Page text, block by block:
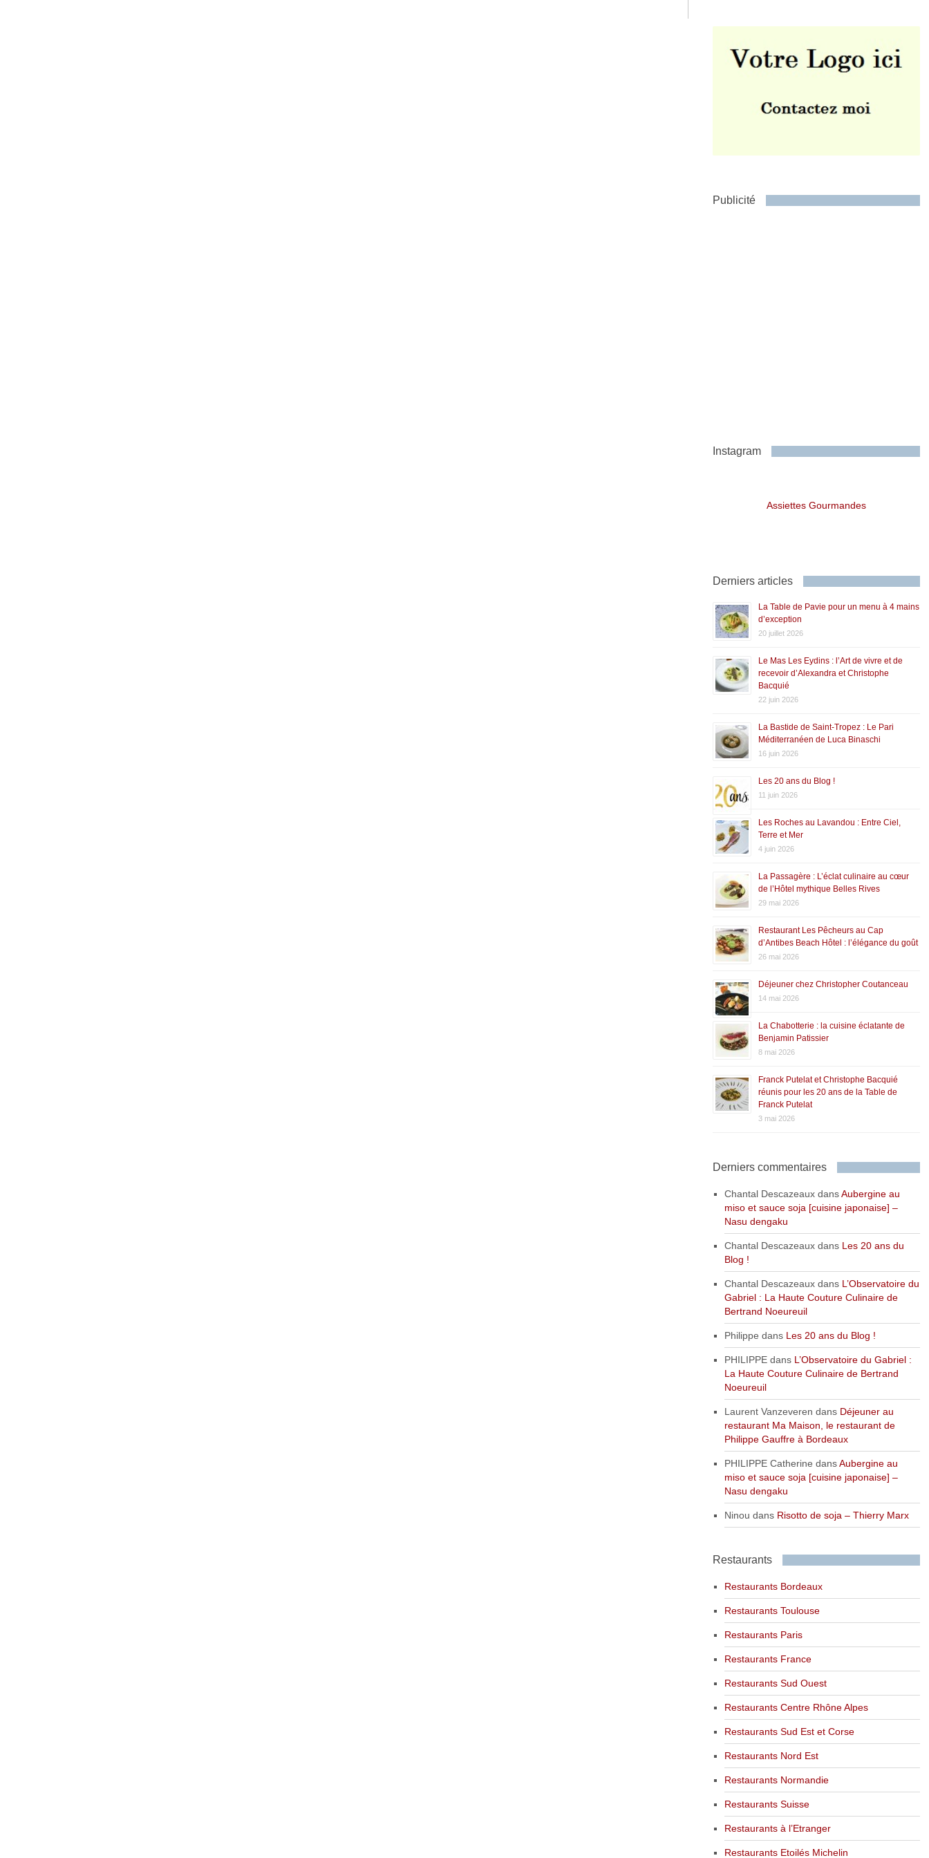
Publicité
Instagram
Assiettes Gourmandes
Derniers articles
La Table de Pavie pour un menu à 4 mains
d’exception
20 juillet 2026
Le Mas Les Eydins : l’Art de vivre et de
recevoir d’Alexandra et Christophe
Bacquié
22 juin 2026
La Bastide de Saint-Tropez : Le Pari
Méditerranéen de Luca Binaschi
16 juin 2026
Les 20 ans du Blog !
11 juin 2026
Les Roches au Lavandou : Entre Ciel,
Terre et Mer
4 juin 2026
La Passagère : L’éclat culinaire au cœur
de l’Hôtel mythique Belles Rives
29 mai 2026
Restaurant Les Pêcheurs au Cap
d’Antibes Beach Hôtel : l’élégance du goût
26 mai 2026
Déjeuner chez Christopher Coutanceau
14 mai 2026
La Chabotterie : la cuisine éclatante de
Benjamin Patissier
8 mai 2026
Franck Putelat et Christophe Bacquié
réunis pour les 20 ans de la Table de
Franck Putelat
3 mai 2026
Derniers commentaires
Chantal DescazeauxdansAubergine au
miso et sauce soja [cuisine japonaise] –
Nasu dengaku
Chantal Descazeauxdans Les 20 ans du
Blog !
Chantal Descazeauxdans L’Observatoire du
Gabriel : La Haute Couture Culinaire de
Bertrand Noeureuil
Philippe dans Les 20 ans du Blog !
PHILIPPEdans L’Observatoire du Gabriel :
La Haute Couture Culinaire de Bertrand
Noeureuil
Laurent Vanzeveren dans Déjeuner au
restaurant Ma Maison, le restaurant de
Philippe Gauffre à Bordeaux
PHILIPPE Catherine dansAubergine au
miso et sauce soja [cuisine japonaise] –
Nasu dengaku
Ninou dans Risotto de soja – Thierry Marx
Restaurants
Restaurants Bordeaux
Restaurants Toulouse
Restaurants Paris
Restaurants France
Restaurants Sud Ouest
Restaurants Centre Rhône Alpes
Restaurants Sud Est et Corse
Restaurants Nord Est
Restaurants Normandie
Restaurants Suisse
Restaurants à l’Etranger
Restaurants Etoilés Michelin